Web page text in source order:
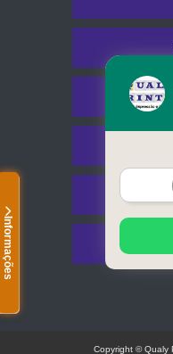
Informações
Copyright © Qualy